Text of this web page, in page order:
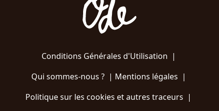
Conditions Générales d'Utilisation |
Qui sommes-nous ?| Mentions légales |
Politique sur les cookies et autres traceurs |